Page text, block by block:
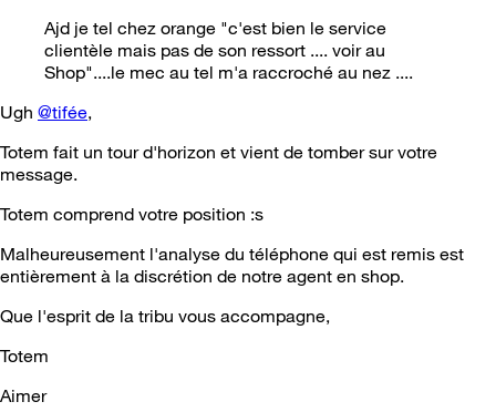
Ajd je tel chez orange "c'est bien le service
clientèle mais pas de son ressort .... voir au
Shop"....le mec au tel m'a raccroché au nez ....
Ugh @tifée,
Totem fait un tour d'horizon et vient de tomber sur votre
message.
Totem comprend votre position :s
Malheureusement l'analyse du téléphone qui est remis est
entièrement à la discrétion de notre agent en shop.
Que l'esprit de la tribu vous accompagne,
Totem
Aimer